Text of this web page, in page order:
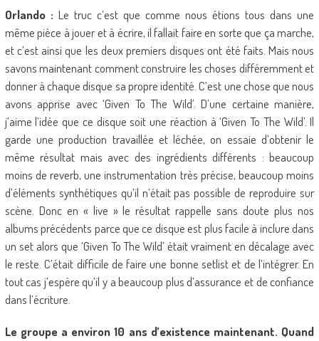
Orlando : Le truc c’est que comme nous étions tous dans une
même pièce à jouer et à écrire, il fallait faire en sorte que ça marche,
et c’est ainsi que les deux premiers disques ont été faits. Mais nous
savons maintenant comment construire les choses différemment et
donner à chaque disque sa propre identité. C’est une chose que nous
avons apprise avec ‘Given To The Wild’. D’une certaine manière,
j’aime l’idée que ce disque soit une réaction à ‘Given To The Wild’. Il
garde une production travaillée et léchée, on essaie d’obtenir le
même résultat mais avec des ingrédients différents : beaucoup
moins de reverb, une instrumentation très précise, beaucoup moins
d’éléments synthétiques qu’il n’était pas possible de reproduire sur
scène. Donc en « live » le résultat rappelle sans doute plus nos
albums précédents parce que ce disque est plus facile à inclure dans
un set alors que ‘Given To The Wild’ était vraiment en décalage avec
le reste. C’était difficile de faire une bonne setlist et de l’intégrer. En
tout cas j’espère qu’il y a beaucoup plus d’assurance et de confiance
dans l’écriture.
Le groupe a environ 10 ans d’existence maintenant. Quand